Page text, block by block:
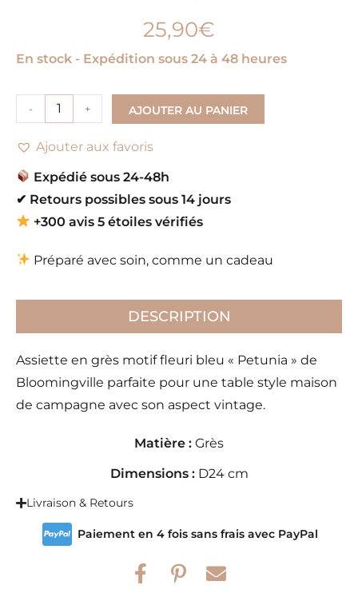
25,90€
En stock - Expédition sous 24 à 48 heures
- + AJOUTER AU PANIER
Ajouter aux favoris
Expédié sous 24-48h
✔ Retours possibles sous 14 jours
+300 avis 5 étoiles vérifiés
Préparé avec soin, comme un cadeau
DESCRIPTION
Assiette en grès motif fleuri bleu « Petunia » de
Bloomingville parfaite pour une table style maison
de campagne avec son aspect vintage.
Matière : Grès
Dimensions :D24 cm
Livraison & Retours
Paiement en 4 fois sans frais avec PayPal